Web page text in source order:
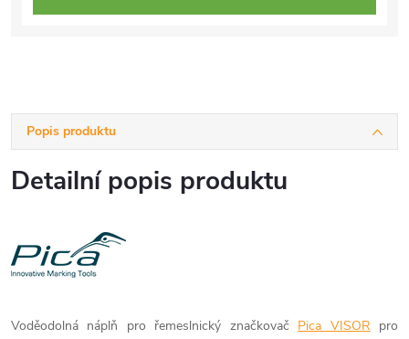
Popis produktu
Detailní popis produktu
Voděodolná náplň pro řemeslnický značkovač Pica VISOR pro